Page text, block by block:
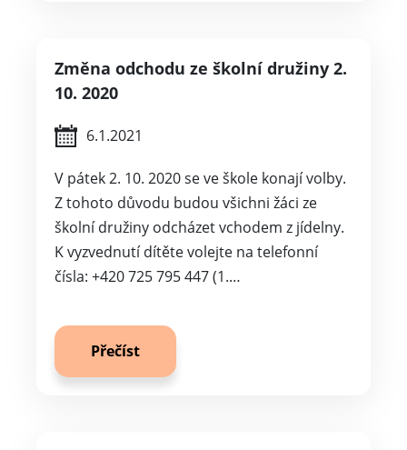
Změna odchodu ze školní družiny 2.
10. 2020
6.1.2021
V pátek 2. 10. 2020 se ve škole konají volby.
Z tohoto důvodu budou všichni žáci ze
školní družiny odcházet vchodem z jídelny.
K vyzvednutí dítěte volejte na telefonní
čísla: +420 725 795 447 (1.…
Přečíst